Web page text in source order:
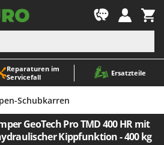
Reparaturen im
Servicefall
Ersatzteile
- Traubenmühlen
Schubkarren
GeoTech Pro TMD 400 HR mit
Kippfunktion - 400 kg